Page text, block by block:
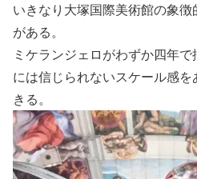
いきなり大塚国際美術館の象
がある。
ミケランジェロがわずか四年
には信じられないスケール感
きる。